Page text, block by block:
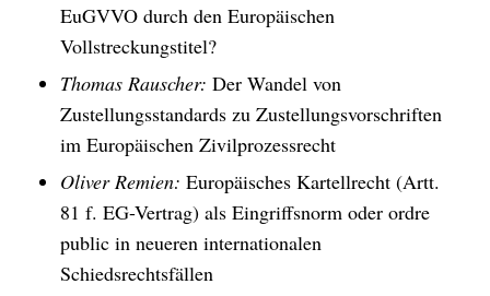
EuGVVO durch den Europäischen
Vollstreckungstitel?
Thomas Rauscher: Der Wandel von
Zustellungsstandards zu Zustellungsvorschriften
im Europäischen Zivilprozessrecht
Oliver Remien: Europäisches Kartellrecht (Artt.
81 f. EG-Vertrag) als Eingriffsnorm oder ordre
public in neueren internationalen
Schiedsrechtsfällen